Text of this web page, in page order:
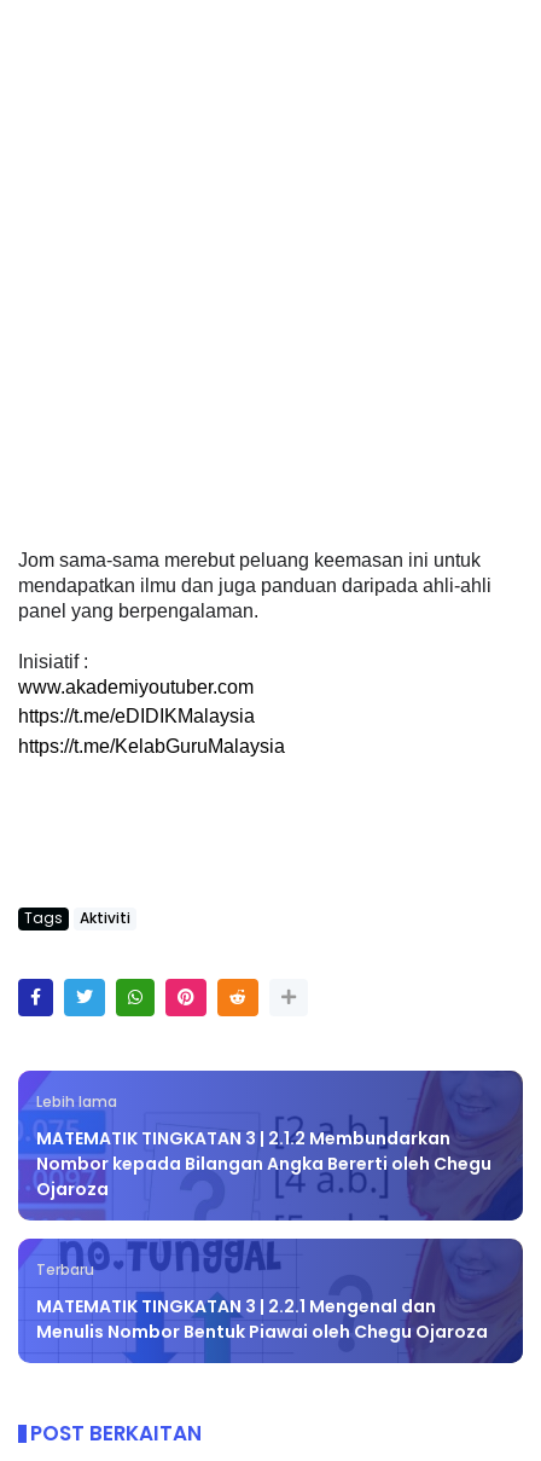
Jom sama-sama merebut peluang keemasan ini untuk
mendapatkan ilmu dan juga panduan daripada ahli-ahli
panel yang berpengalaman.
Inisiatif :
www.akademiyoutuber.com
https://t.me/eDIDIKMalaysia
https://t.me/KelabGuruMalaysia
Tags Aktiviti
Lebih lama
MATEMATIK TINGKATAN 3 | 2.1.2 Membundarkan
Nombor kepada Bilangan Angka Bererti oleh Chegu
Ojaroza
Terbaru
MATEMATIK TINGKATAN 3 | 2.2.1 Mengenal dan
Menulis Nombor Bentuk Piawai oleh Chegu Ojaroza
POST BERKAITAN